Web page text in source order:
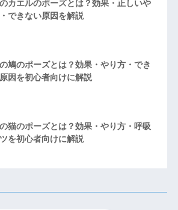
カエルのポーズとは？効果・正しいや
できない原因を解説
鳩のポーズとは？効果・やり方・でき
因を初心者向けに解説
猫のポーズとは？効果・やり方・呼吸
を初心者向けに解説